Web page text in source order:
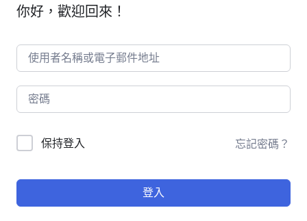
你好，歡迎回來！
保持登入 忘記密碼？
登入